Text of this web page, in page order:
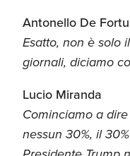
Antonello De
Esatto, non è solo
giornali, diciamo
Lucio Miranda
Cominciamo a
nessun 30%, il